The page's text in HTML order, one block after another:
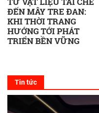
ĐẾN MÂY TRE ĐAN:
KHI THỜI TRANG
HƯỚNG TỚI PHÁT
TRIỂN BỀN VỮNG
Tin tức